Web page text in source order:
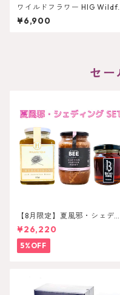
ワイルドフラワー HIG
wer 750g
¥6,900
セー
【8月限定】夏風邪・シェディ
ンングセット
¥26,220
5%OFF